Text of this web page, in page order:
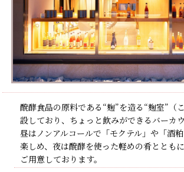
醗酵食品の原料である“麹”を造る“麹室”（
設しており、ちょっと飲みができるバーカ
昼はノンアルコールで「モクテル」や「酒
楽しめ、夜は醗酵を使った軽めの肴ととも
ご用意しております。